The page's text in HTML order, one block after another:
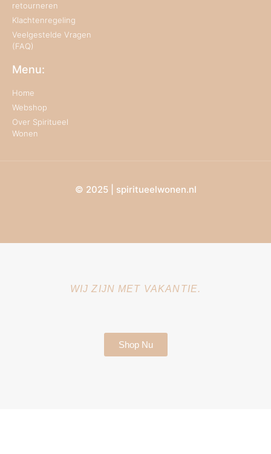
retourneren
Klachtenregeling
Veelgestelde Vragen
(FAQ)
Menu:
Home
Webshop
Over Spiritueel
Wonen
© 2025 | spiritueelwonen.nl
WIJ ZIJN MET VAKANTIE.
Shop Nu